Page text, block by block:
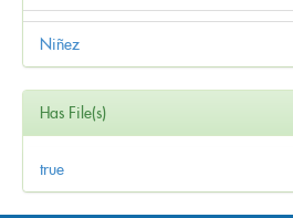
Niñez
Has File(s)
true